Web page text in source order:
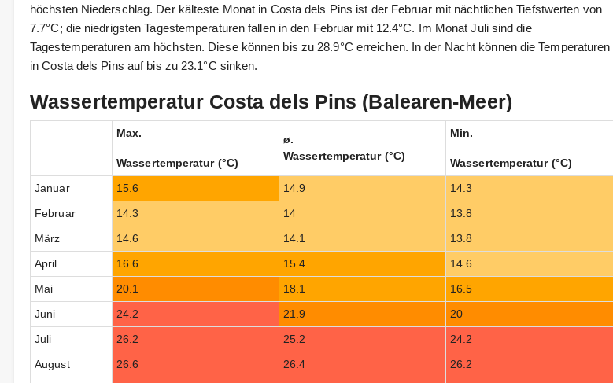
höchsten Niederschlag. Der kälteste Monat in Costa dels Pins ist der Februar mit nächtlichen Tiefstwerten von
7.7°C; die niedrigsten Tagestemperaturen fallen in den Februar mit 12.4°C. Im Monat Juli sind die
Tagestemperaturen am höchsten. Diese können bis zu 28.9°C erreichen. In der Nacht können die Temperaturen
in Costa dels Pins auf bis zu 23.1°C sinken.
Wassertemperatur Costa dels Pins (Balearen-Meer)
Max.
Wassertemperatur (°C)
ø.
Wassertemperatur (°C)
Min.
Wassertemperatur (°C)
Januar 15.6 14.9 14.3
Februar 14.3 14 13.8
März 14.6 14.1 13.8
April 16.6 15.4 14.6
Mai 20.1 18.1 16.5
Juni 24.2 21.9 20
Juli 26.2 25.2 24.2
August 26.6 26.4 26.2